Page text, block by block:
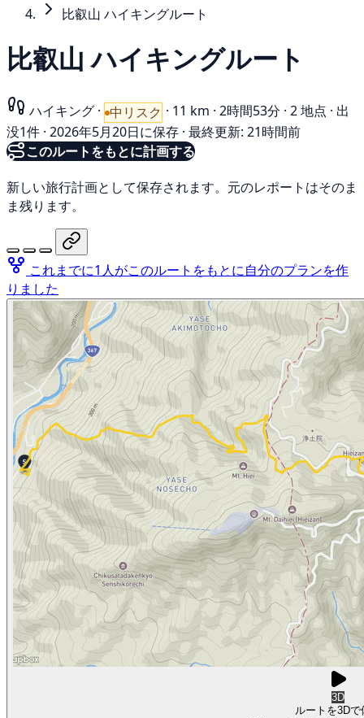
比叡山 ハイキングルート
比叡山 ハイキングルート
ハイキング · 中リスク · 11 km · 2時間53分 · 2 地点 · 出
没1件 · 2026年5月20日に保存 · 最終更新: 21時間前
このルートをもとに計画する
新しい旅行計画として保存されます。元のレポートはそのま
ま残ります。
これまでに1人がこのルートをもとに自分のプランを作
りました
3D
ルートを3Dで